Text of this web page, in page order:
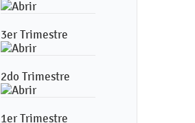
3er Trimestre
2do Trimestre
1er Trimestre